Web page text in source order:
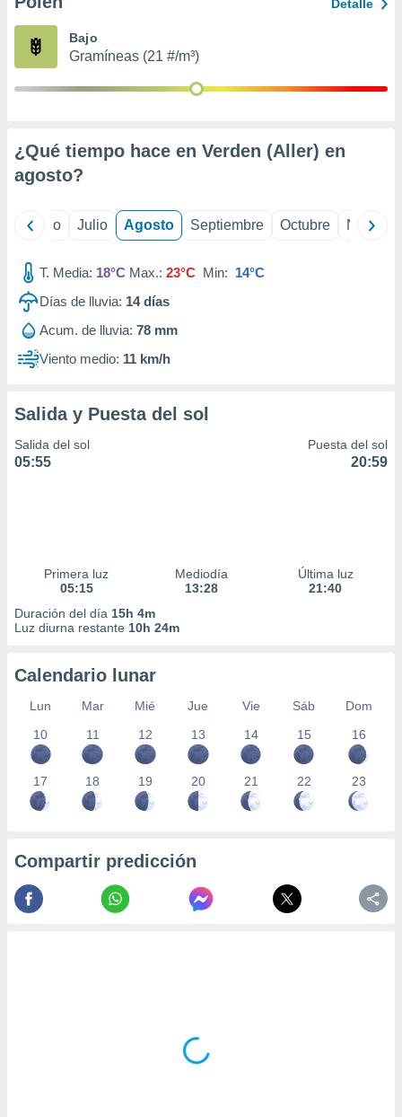
publicidad
1199
Detalle
Bajo
Gramíneas (21 #/m³)
¿Qué tiempo hace en Verden (Aller) en
agosto?
Junio Julio Agosto Septiembre Octubre
T. Media: 18°C Max.: 23°C Min: 14°C
Días de lluvia: 14días
Acum. de lluvia: 78 mm
Viento medio: 11 km/h
Salida y Puesta del sol
Salida del sol
05:55
Puesta del sol
20:59
Primera luz
05:15
Mediodía
13:28
Última luz
21:40
Duración del día 15h 4m
Luz diurna restante 10h 24m
Calendario lunar
Lun Mar Mié Jue Vie Sáb
Dom
10
11 12 13 14 15 16
17 18 19 20 21 22 23
Compartir predicción